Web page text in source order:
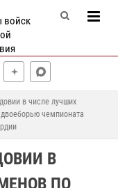
войск
в числе лучших
чемпионата
В
ПО